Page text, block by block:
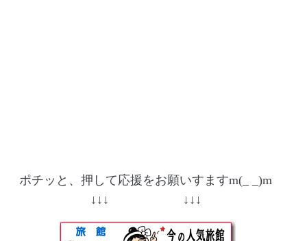
ポチッと、押して応援をお願いすますm(_ _)m
↓↓↓ ↓↓↓